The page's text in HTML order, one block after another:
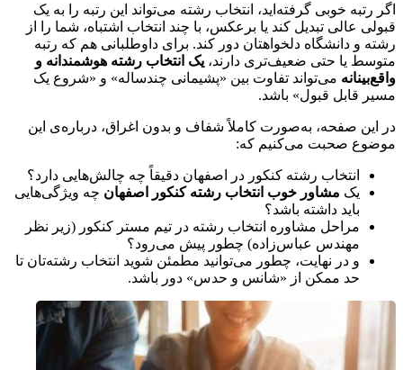
اگر رتبه خوبی گرفته‌اید، انتخاب رشته می‌تواند این رتبه را به یک
قبولی عالی تبدیل کند یا برعکس، با چند انتخاب اشتباه، شما را از
رشته و دانشگاه دلخواهتان دور کند. برای داوطلبانی هم که رتبه
متوسط یا حتی ضعیف‌تری دارند، یک انتخاب رشته هوشمندانه و
واقع‌بینانه می‌تواند تفاوت بین «پشیمانی چندساله» و «شروع یک
مسیر قابل قبول» باشد.
در این صفحه، به‌صورت کاملاً شفاف و بدون اغراق، درباره‌ی این
موضوع صحبت می‌کنیم که:
انتخاب رشته کنکور در اصفهان دقیقاً چه چالش‌هایی دارد؟
یک مشاور خوب انتخاب رشته کنکور اصفهان چه ویژگی‌هایی
باید داشته باشد؟
مراحل مشاوره انتخاب رشته در تیم مستر کنکور (زیر نظر
مهندس عباس‌زاده) چطور پیش می‌رود؟
و در نهایت، چطور می‌توانید مطمئن شوید انتخاب رشته‌تان تا
حد ممکن از «شانس و حدس» دور باشد.